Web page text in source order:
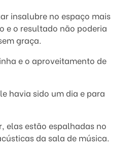
insalubre no espaço mais
e o resultado não poderia
graça.
e o aproveitamento de
havia sido um dia e para
elas estão espalhadas no
da sala de música.